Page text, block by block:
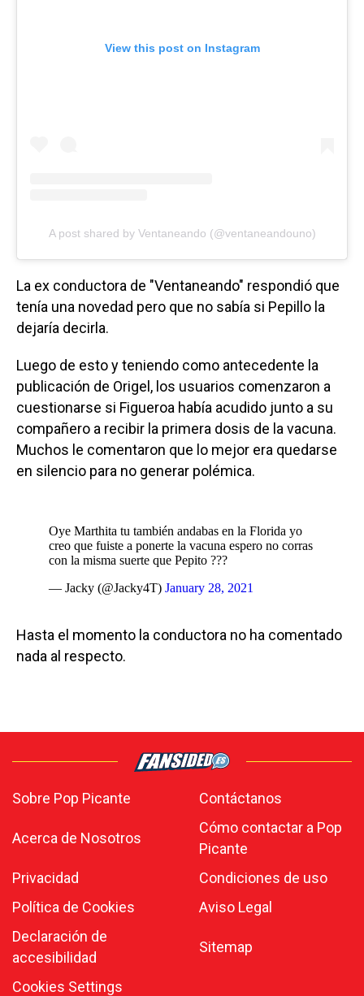
View this post on Instagram
A post shared by Ventaneando (@ventaneandouno)
La ex conductora de "Ventaneando" respondió que
tenía una novedad pero que no sabía si Pepillo la
dejaría decirla.
Luego de esto y teniendo como antecedente la
publicación de Origel, los usuarios comenzaron a
cuestionarse si Figueroa había acudido junto a su
compañero a recibir la primera dosis de la vacuna.
Muchos le comentaron que lo mejor era quedarse
en silencio para no generar polémica.
Oye Marthita tu también andabas en la Florida yo
creo que fuiste a ponerte la vacuna espero no corras
con la misma suerte que Pepito ???
— Jacky (@Jacky4T) January 28, 2021
Hasta el momento la conductora no ha comentado
nada al respecto.
Sobre Pop Picante Contáctanos
Acerca de Nosotros
Cómo contactar a Pop
Picante
Privacidad
Condiciones de uso
Política de Cookies
Aviso Legal
Declaración de
accesibilidad
Sitemap
Cookies Settings